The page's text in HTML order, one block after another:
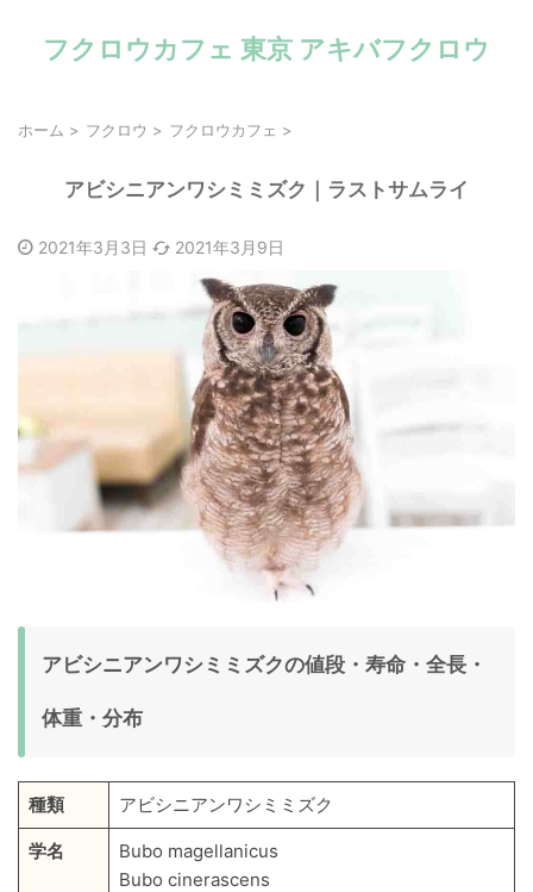
フクロウカフェ 東京 アキバフクロウ
ホーム > フクロウ > フクロウカフェ >
アビシニアンワシミミズク｜ラストサムライ
2021年3月3日 2021年3月9日
アビシニアンワシミミズクの値段・寿命・全長・
体重・分布
種類 アビシニアンワシミミズク
学名
Bubo magellanicus
Bubo cinerascens